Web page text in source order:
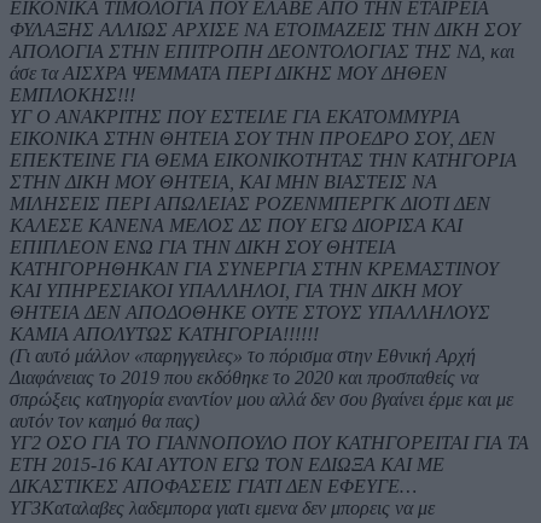
ΕΙΚΟΝΙΚΑ ΤΙΜΟΛΟΓΙΑ ΠΟΥ ΕΛΑΒΕ ΑΠΟ ΤΗΝ ΕΤΑΙΡΕΙΑ
ΦΥΛΑΞΗΣ ΑΛΛΙΩΣ ΑΡΧΙΣΕ ΝΑ ΕΤΟΙΜΑΖΕΙΣ ΤΗΝ ΔΙΚΗ ΣΟΥ
ΑΠΟΛΟΓΙΑ ΣΤΗΝ ΕΠΙΤΡΟΠΗ ΔΕΟΝΤΟΛΟΓΙΑΣ ΤΗΣ ΝΔ, και
άσε τα ΑΙΣΧΡΑ ΨΕΜΜΑΤΑ ΠΕΡΙ ΔΙΚΗΣ ΜΟΥ ΔΗΘΕΝ
ΕΜΠΛΟΚΗΣ!!!
ΥΓ Ο ΑΝΑΚΡΙΤΗΣ ΠΟΥ ΕΣΤΕΙΛΕ ΓΙΑ ΕΚΑΤΟΜΜΥΡΙΑ
ΕΙΚΟΝΙΚΑ ΣΤΗΝ ΘΗΤΕΙΑ ΣΟΥ ΤΗΝ ΠΡΟΕΔΡΟ ΣΟΥ, ΔΕΝ
ΕΠΕΚΤΕΙΝΕ ΓΙΑ ΘΕΜΑ ΕΙΚΟΝΙΚΟΤΗΤΑΣ ΤΗΝ ΚΑΤΗΓΟΡΙΑ
ΣΤΗΝ ΔΙΚΗ ΜΟΥ ΘΗΤΕΙΑ, ΚΑΙ ΜΗΝ ΒΙΑΣΤΕΙΣ ΝΑ
ΜΙΛΗΣΕΙΣ ΠΕΡΙ ΑΠΩΛΕΙΑΣ ΡΟΖΕΝΜΠΕΡΓΚ ΔΙΟΤΙ ΔΕΝ
ΚΑΛΕΣΕ ΚΑΝΕΝΑ ΜΕΛΟΣ ΔΣ ΠΟΥ ΕΓΩ ΔΙΟΡΙΣΑ ΚΑΙ
ΕΠΙΠΛΕΟΝ ΕΝΩ ΓΙΑ ΤΗΝ ΔΙΚΗ ΣΟΥ ΘΗΤΕΙΑ
ΚΑΤΗΓΟΡΗΘΗΚΑΝ ΓΙΑ ΣΥΝΕΡΓΙΑ ΣΤΗΝ ΚΡΕΜΑΣΤΙΝΟΥ
ΚΑΙ ΥΠΗΡΕΣΙΑΚΟΙ ΥΠΑΛΛΗΛΟΙ, ΓΙΑ ΤΗΝ ΔΙΚΗ ΜΟΥ
ΘΗΤΕΙΑ ΔΕΝ ΑΠΟΔΟΘΗΚΕ ΟΥΤΕ ΣΤΟΥΣ ΥΠΑΛΛΗΛΟΥΣ
ΚΑΜΙΑ ΑΠΟΛΥΤΩΣ ΚΑΤΗΓΟΡΙΑ!!!!!!
(Γι αυτό μάλλον «παρηγγειλες» το πόρισμα στην Εθνική Αρχή
Διαφάνειας το 2019 που εκδόθηκε το 2020 και προσπαθείς να
σπρώξεις κατηγορία εναντίον μου αλλά δεν σου βγαίνει έρμε και με
αυτόν τον καημό θα πας)
ΥΓ2 ΟΣΟ ΓΙΑ ΤΟ ΓΙΑΝΝΟΠΟΥΛΟ ΠΟΥ ΚΑΤΗΓΟΡΕΙΤΑΙ ΓΙΑ ΤΑ
ΕΤΗ 2015-16 ΚΑΙ ΑΥΤΟΝ ΕΓΩ ΤΟΝ ΕΔΙΩΞΑ ΚΑΙ ΜΕ
ΔΙΚΑΣΤΙΚΕΣ ΑΠΟΦΑΣΕΙΣ ΓΙΑΤΙ ΔΕΝ ΕΦΕΥΓΕ…
ΥΓ3Καταλαβες λαδεμπορα γιατι εμενα δεν μπορεις να με